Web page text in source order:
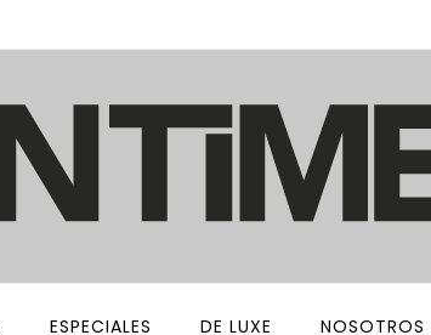
ESPECIALES DE LUXE NOSOTROS